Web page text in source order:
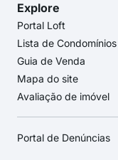
Explore
Portal Loft
Lista de Condomínios
Guia de Venda
Mapa do site
Avaliação de imóvel
Portal de Denúncias